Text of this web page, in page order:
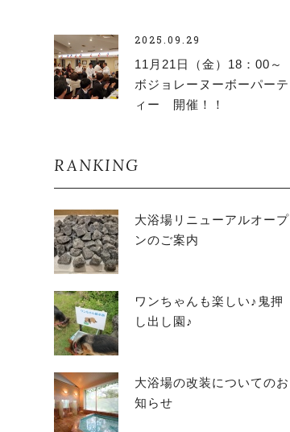
2025.09.29
11月21日（金）18：00～
ボジョレーヌーボーパーテ
ィー 開催！！
RANKING
大浴場リニューアルオープ
ンのご案内
ワンちゃんも楽しい♪鬼押
し出し園♪
大浴場の改装についてのお
知らせ